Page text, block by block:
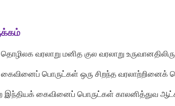
வரலாறு மனித குல வரலாறு
கைவினைப் பொருட்கள் ஒரு சிறந்த
இந்தியக் கைவினைப் பொருட்கள் காலனித்துவ